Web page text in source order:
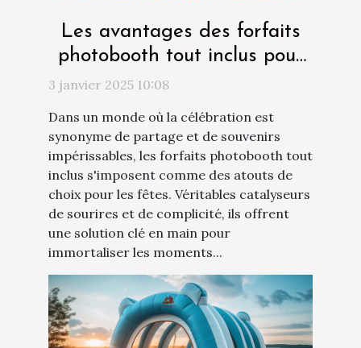
Les avantages des forfaits
photobooth tout inclus pour
les fêtes
3 janvier 2025 10:08
Dans un monde où la célébration est
synonyme de partage et de souvenirs
impérissables, les forfaits photobooth tout
inclus s'imposent comme des atouts de
choix pour les fêtes. Véritables catalyseurs
de sourires et de complicité, ils offrent
une solution clé en main pour
immortaliser les moments...